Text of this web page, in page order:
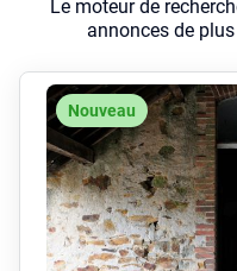
Le moteur de
annonces de
Nouveau